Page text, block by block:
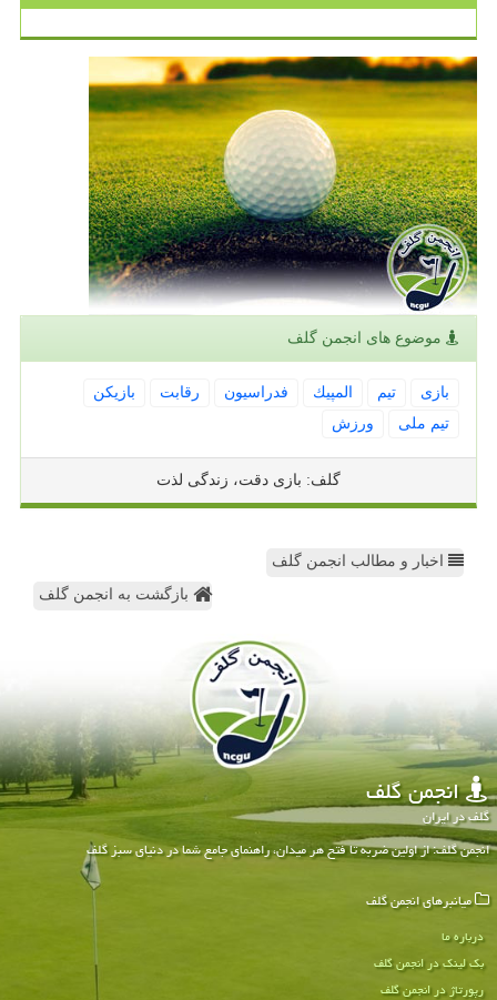
موضوع های انجمن گلف
بازی تیم المپیك فدراسیون رقابت
بازیكن
تیم ملی
ورزش
گلف: بازی دقت، زندگی لذت
اخبار و مطالب انجمن گلف
بازگشت به انجمن گلف
انجمن گلف
گلف در ایران
انجمن گلف: از اولین ضربه تا فتح هر میدان، راهنمای جامع شما در دنیای سبز گلف
میانبرهای انجمن گلف
درباره ما
بک لینک در انجمن گلف
رپورتاژ در انجمن گلف